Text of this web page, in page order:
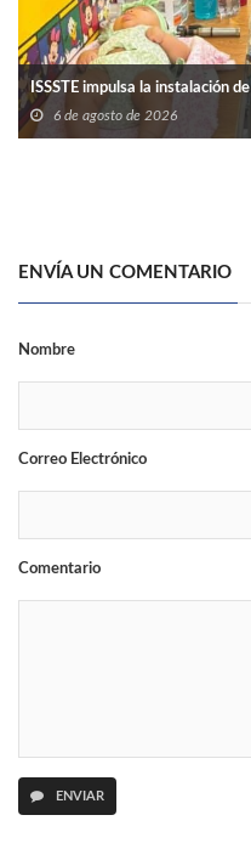
ISSSTE impulsa la instalación
6 de agosto de 2026
ENVÍA UN COMENTARIO
Nombre
Correo Electrónico
Comentario
ENVIAR